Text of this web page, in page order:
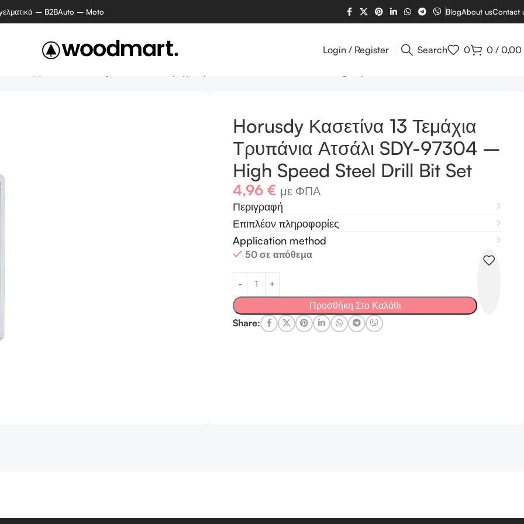
– B2BAuto – Moto BlogAbout usContact
Login / Register Search 0 0 / 0,00
Horusdy Κασετίνα 13 Τεμάχια
Τρυπάνια Ατσάλι SDY-97304 –
High Speed Steel Drill Bit Set
4,96€ με ΦΠΑ
Περιγραφή
Επιπλέον πληροφορίες
Application method
50 σε απόθεμα
Προσθήκη Στο Καλάθι
Share: